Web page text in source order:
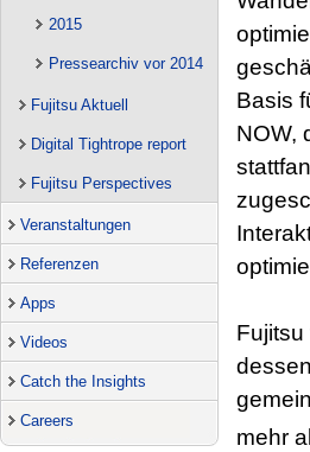
2015
Pressearchiv vor 2014
Fujitsu Aktuell
Digital Tightrope report
Fujitsu Perspectives
Veranstaltungen
Referenzen
Apps
Videos
Catch the Insights
Careers
Basis
NOW,
mehr